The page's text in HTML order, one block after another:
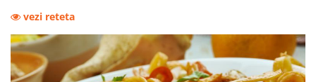
vezi reteta